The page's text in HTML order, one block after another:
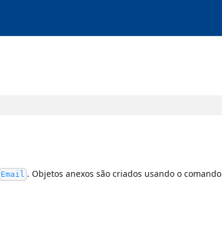
Email . Objetos anexos são criados usando o comando